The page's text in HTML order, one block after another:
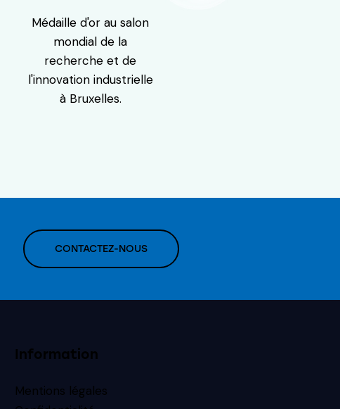
Médaille d'or au salon
mondial de la
recherche et de
l'innovation industrielle
à Bruxelles.
CONTACTEZ-NOUS
Information
Mentions légales